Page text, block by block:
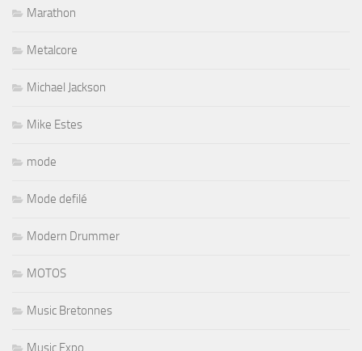
Marathon
Metalcore
Michael Jackson
Mike Estes
mode
Mode defilé
Modern Drummer
MOTOS
Music Bretonnes
Music Expo